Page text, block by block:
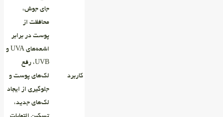
کاربرد
جای جوش،
محافظت از
پوست در برابر
اشعه‌های UVA و
UVB، رفع
لک‌های پوست و
جلوگیری از ایجاد
لک‌های جدید،